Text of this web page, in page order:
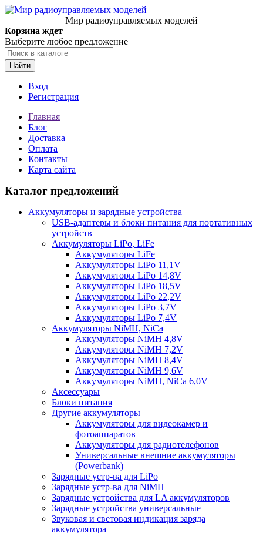
Мир радиоуправляемых моделей
Корзина ждет
Выберите любое предложение
Найти
Вход
Регистрация
Главная
Блог
Доставка
Оплата
Контакты
Карта сайта
Каталог предложений
Аккумуляторы и зарядные устройства
USB-адаптеры и блоки питания для портативных
устройств
Аккумуляторы LiPo, LiFe
Аккумуляторы LiFe
Аккумуляторы LiPo 11,1V
Аккумуляторы LiPo 14,8V
Аккумуляторы LiPo 18,5V
Аккумуляторы LiPo 22,2V
Аккумуляторы LiPo 3,7V
Аккумуляторы LiPo 7,4V
Аккумуляторы NiMH, NiCa
Аккумуляторы NiMH 4,8V
Аккумуляторы NiMH 7,2V
Аккумуляторы NiMH 8,4V
Аккумуляторы NiMH 9,6V
Аккумуляторы NiMH, NiCa 6,0V
Аксессуары
Блоки питания
Другие аккумуляторы
Аккумуляторы для видеокамер и
фотоаппаратов
Аккумуляторы для радиотелефонов
Универсальные внешние аккумуляторы
(Powerbank)
Зарядные устр-ва для LiPo
Зарядные устр-ва для NiMH
Зарядные устройства для LA аккумуляторов
Зарядные устройства универсальные
Звуковая и световая индикация заряда
аккумулятора